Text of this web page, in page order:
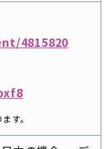
4815820
す。